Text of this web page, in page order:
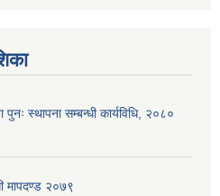
स्थापना सम्बन्धी कार्यविधि, २०८०
मापदण्ड २०७९